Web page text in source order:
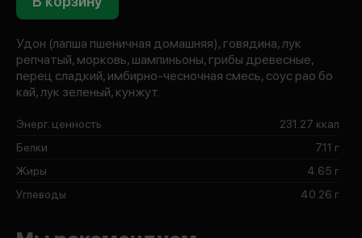
Удон (лапша пшеничная домашняя), говядина, лук
репчатый, морковь, шампиньоны, грибы древесные,
перец сладкий, имбирно-чесночная смесь, соус рао бо
кай, лук зеленый, кунжут.
Энерг. ценность
231.27 ккал
Белки
7.11 г
Жиры
4.65 г
Углеводы
40.26 г